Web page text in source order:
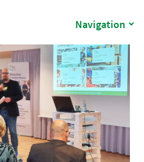
Navigation